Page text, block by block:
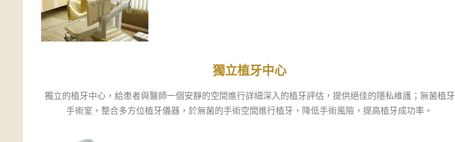
獨立植牙中心
獨立的植牙中心，給患者與醫師一個安靜的空間進行詳細深入的植牙評估，提供絕佳的隱私維護；無菌植牙
手術室，整合多方位植牙儀器，於無菌的手術空間進行植牙，降低手術風險，提高植牙成功率。